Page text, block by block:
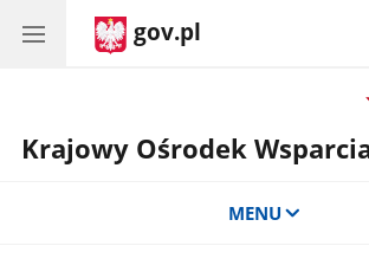
gov.pl
Krajowy Ośrodek
MENU